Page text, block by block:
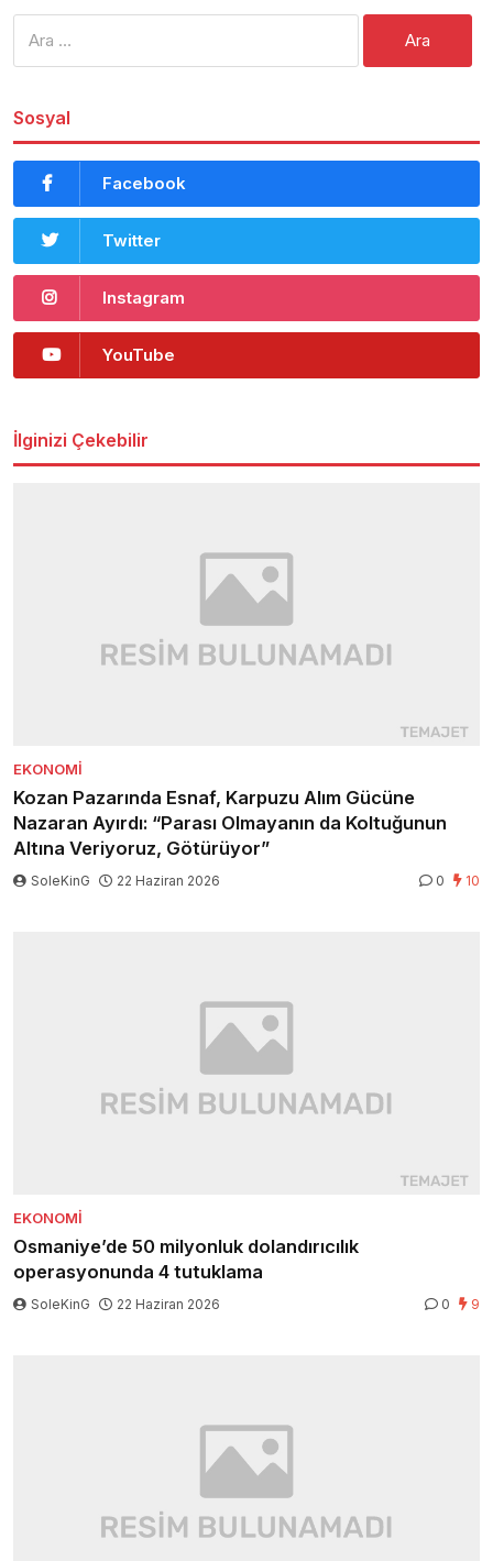
Sosyal
Facebook
Twitter
Instagram
YouTube
İlginizi Çekebilir
EKONOMI
Kozan Pazarında Esnaf, Karpuzu Alım Gücüne
Nazaran Ayırdı: “Parası Olmayanın da Koltuğunun
Altına Veriyoruz, Götürüyor”
SoleKinG 22 Haziran 2026 0 10
EKONOMI
Osmaniye’de 50 milyonluk dolandırıcılık
operasyonunda 4 tutuklama
SoleKinG 22 Haziran 2026 0 9